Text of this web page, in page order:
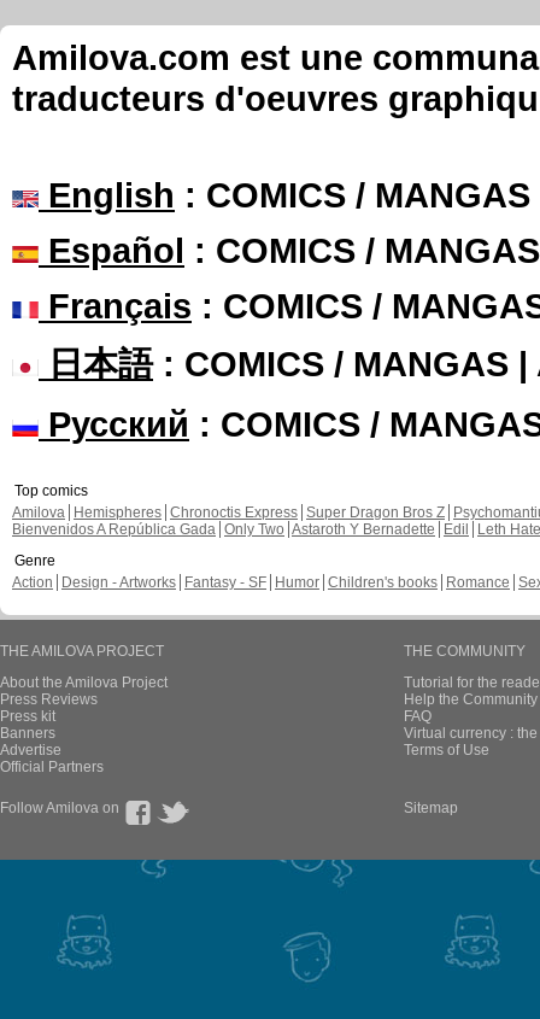
Amilova.com est une
traducteurs d'oeuvres
English : COMICS /
Español : COMICS /
Français : COMICS /
日本語: COMICS / MANGAS |
Русский : COMICS /
Top comics
Amilova
Hemispheres Chronoctis Express Super Dragon Bros Z
Bienvenidos A República Gada Only Two Astaroth Y Bernadette Edil
Leth Hate
Genre
Action
Design - Artworks Fantasy - SF Humor Children's books Romance
THE AMILOVA PROJECT
About the Amilova Project
Press Reviews
Press kit
Banners
Advertise
Official Partners
THE COMMUNITY
Tutorial for the
Help the
FAQ
Virtual currency :
Terms of Use
Follow Amilova on Sitemap